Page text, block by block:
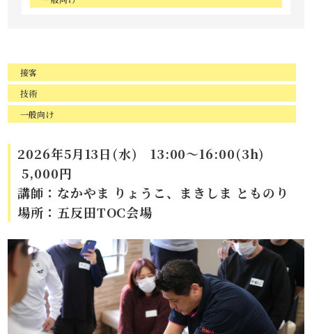
接客
技術
一般向け
2026年5月13日(水) 13:00～16:00(3h)
5,000円
講師：なかやま りょうこ、まきしま とものり
場所：五反田TOC会場